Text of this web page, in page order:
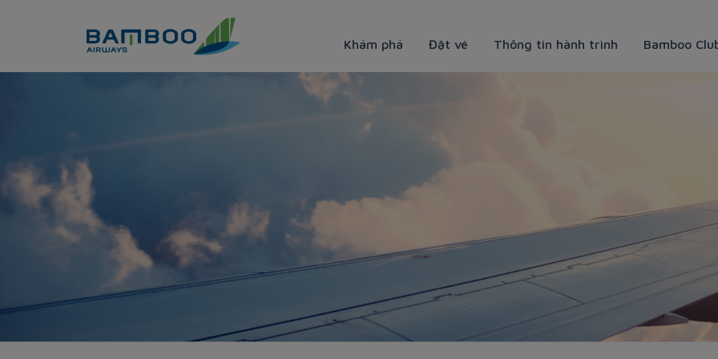
Khám phá Đặt vé Thông tin hành trình Bamboo
TOP địa điểm du lịch Gia Lai hấp dẫn không thể bỏ qua